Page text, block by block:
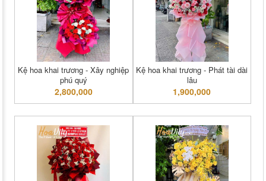
Kệ hoa khai trương - Xây nghiệp
phú quý
2,800,000
Kệ hoa khai trương - Phát tài dài
lâu
1,900,000